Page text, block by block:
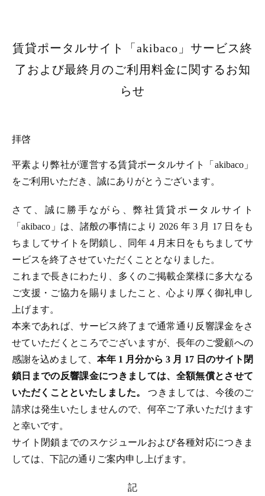
賃貸ポータルサイト「akibaco」サービス終
了および最終月のご利用料金に関するお知
らせ
拝啓
平素より弊社が運営する賃貸ポータルサイト「akibaco」
をご利用いただき、誠にありがとうございます。
さて、誠に勝手ながら、弊社賃貸ポータルサイト
「akibaco」は、諸般の事情により 2026 年 3 月 17 日をも
ちましてサイトを閉鎖し、同年 4 月末日をもちましてサ
ービスを終了させていただくこととなりました。
これまで長きにわたり、多くのご掲載企業様に多大なる
ご支援・ご協力を賜りましたこと、心より厚く御礼申し
上げます。
本来であれば、サービス終了まで通常通り反響課金をさ
せていただくところでございますが、長年のご愛顧への
感謝を込めまして、 本年 1 月分から 3 月 17 日のサイト閉
鎖日までの反響課金につきましては、全額無償とさせて
いただくことといたしました。つきましては、今後のご
請求は発生いたしませんので、何卒ご了承いただけます
と幸いです。
サイト閉鎖までのスケジュールおよび各種対応につきま
しては、下記の通りご案内申し上げます。
記